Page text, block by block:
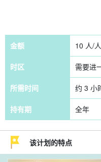
金额 10 人/人
时区 需要进
所需时间 约 3 小
持有期 全年
该计划的特点